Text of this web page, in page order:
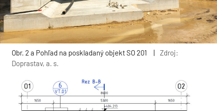
Obr. 2 a Pohľad na poskladaný objekt SO 201 |
Zdroj:
Doprastav, a. s.